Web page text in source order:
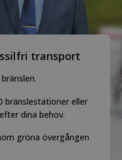
transport
bränslestationer eller
dina behov.
gröna övergången